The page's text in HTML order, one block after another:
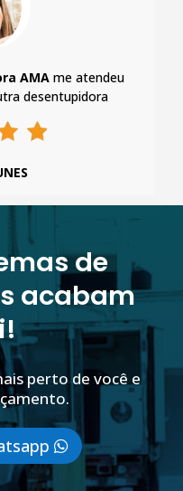
AMA me atendeu
desentupidora
de
acabam
perto de você e